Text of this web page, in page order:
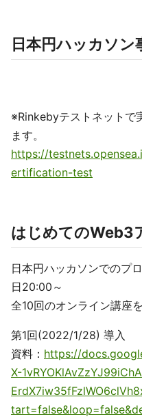
日本円ハッカソン
※Rinkebyテストネットで
ます。
https://
ertification-test
はじめてのWeb3
日本円ハッカソンでのプ
日20:00～
全10回のオンライン講座
第1回(2022/1/28) 導入
資料： https://
X-